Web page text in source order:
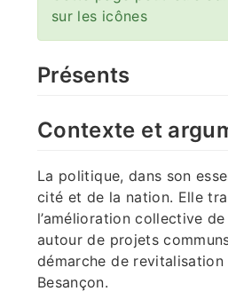
sur les icônes
Présents
Contexte et
La politique, dans son
cité et de la nation. Elle
l’amélioration collective
autour de projets
démarche de
Besançon.